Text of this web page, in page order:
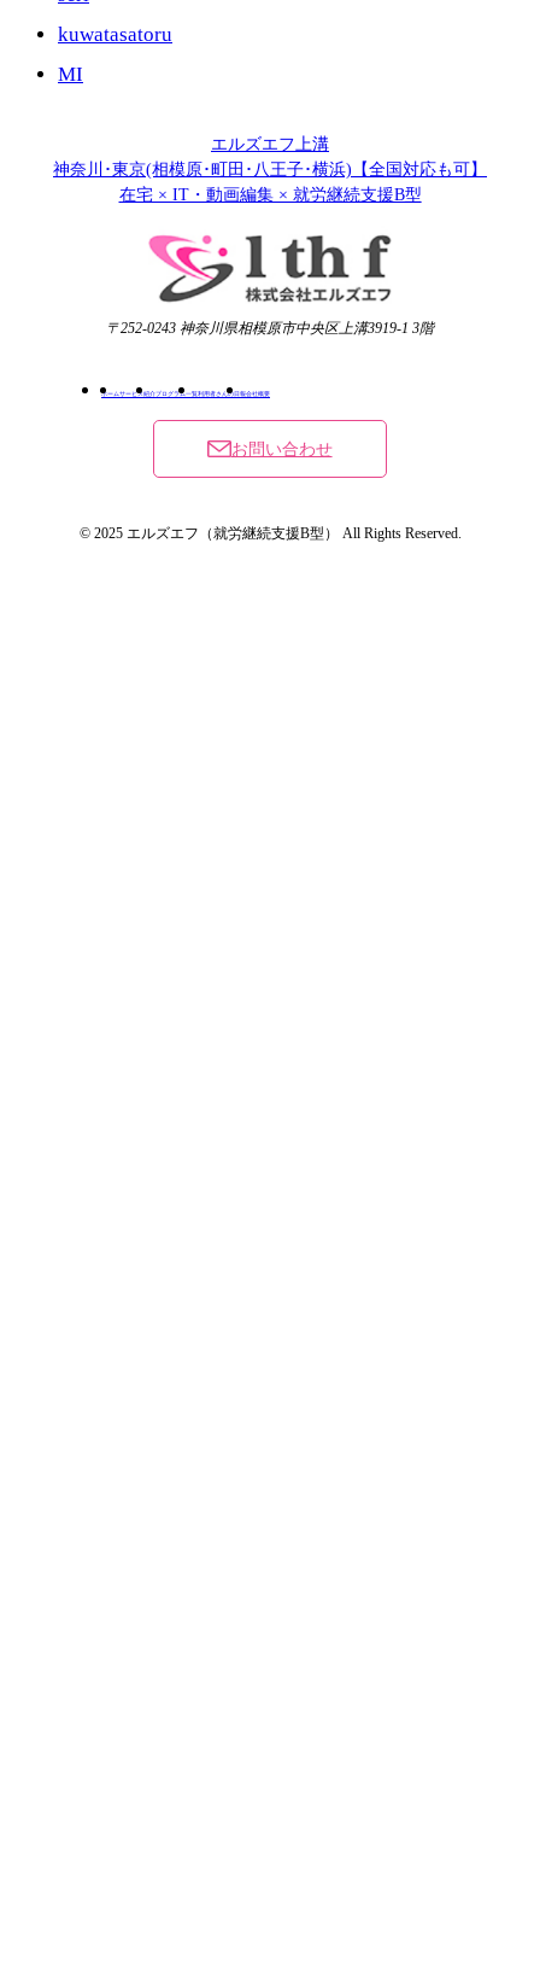
kuwatasatoru
MI
エルズエフ上溝
神奈川･東京(相模原･町田･八王子･横浜)【全国対応も可】
在宅 × IT・動画編集 × 就労継続支援B型
〒252-0243 神奈川県相模原市中央区上溝3919-1 3階
ホームサービス紹介プログラム一覧 利用者さんの日報会社概要
お問い合わせ
© 2025 エルズエフ（就労継続支援B型） All Rights Reserved.